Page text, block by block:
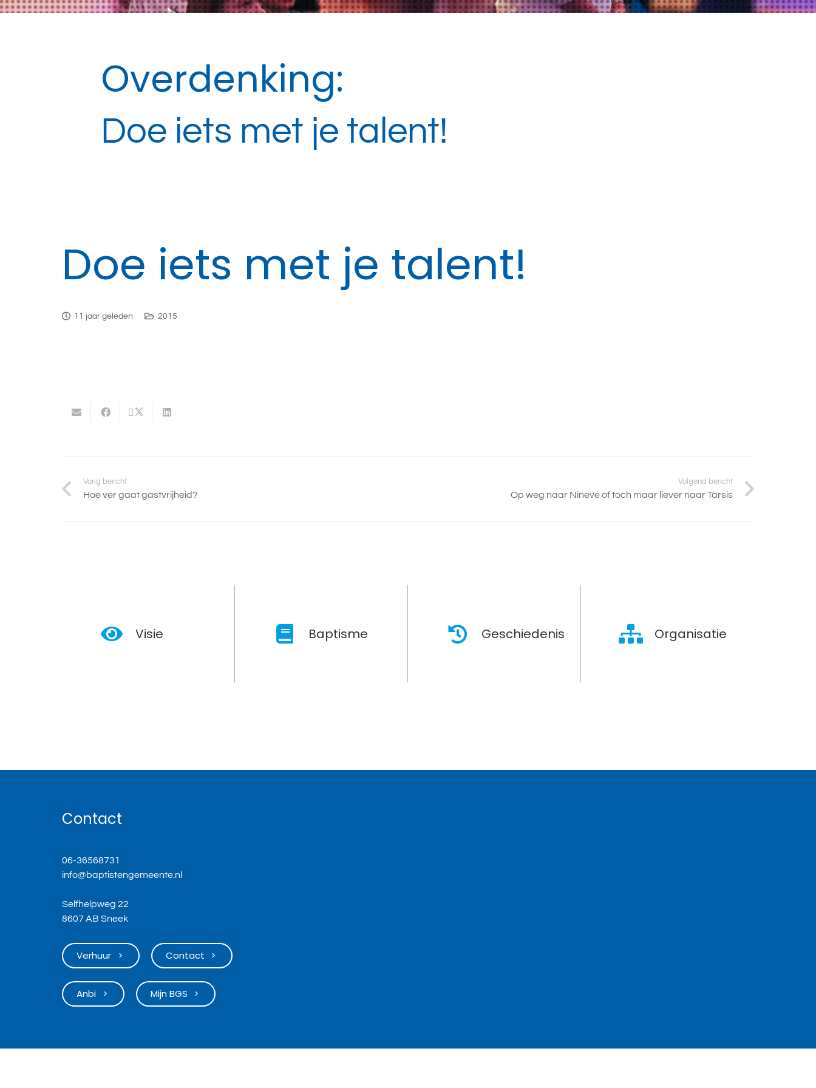
Overdenking:
Doe iets met je talent!
Doe iets met je talent!
11 jaar geleden 2015
Vorig bericht
Hoe ver gaat gastvrijheid?
Volgend bericht
Op weg naar Ninevé of toch maar liever naar Tarsis
Visie Baptisme Geschiedenis Organisatie
Contact
06-36568731
info@baptistengemeente.nl
Selfhelpweg 22
8607 AB Sneek
Verhuur keyboard_arrow_right Contact keyboard_arrow_right
Anbi keyboard_arrow_right Mijn BGS keyboard_arrow_right